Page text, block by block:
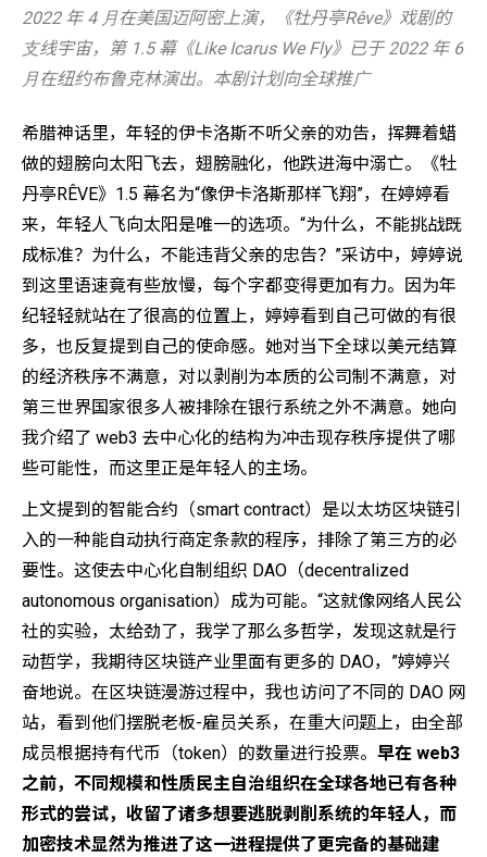
2022 年 4 ⽉在美国迈阿密上演，《牡丹亭Rêve》戏剧的
⽀线宇宙，第 1.5 幕《Like Icarus We Fly》已于 2022 年 6
⽉在纽约布鲁克林演出。本剧计划向全球推⼴
希腊神话里，年轻的伊卡洛斯不听父亲的劝告，挥舞着蜡
做的翅膀向太阳飞去，翅膀融化，他跌进海中溺亡。《牡
丹亭RÊVE》1.5 幕名为“像伊卡洛斯那样飞翔”，在婷婷看
来，年轻人飞向太阳是唯一的选项。“为什么，不能挑战既
成标准？为什么，不能违背父亲的忠告？”采访中，婷婷说
到这里语速竟有些放慢，每个字都变得更加有力。因为年
纪轻轻就站在了很高的位置上，婷婷看到自己可做的有很
多，也反复提到自己的使命感。她对当下全球以美元结算
的经济秩序不满意，对以剥削为本质的公司制不满意，对
第三世界国家很多人被排除在银行系统之外不满意。她向
我介绍了 web3 去中心化的结构为冲击现存秩序提供了哪
些可能性，而这里正是年轻人的主场。
上文提到的智能合约（smart contract）是以太坊区块链引
入的一种能自动执行商定条款的程序，排除了第三方的必
要性。这使去中心化自制组织 DAO（decentralized
autonomous organisation）成为可能。“这就像网络人民公
社的实验，太给劲了，我学了那么多哲学，发现这就是行
动哲学，我期待区块链产业里面有更多的 DAO，”婷婷兴
奋地说。在区块链漫游过程中，我也访问了不同的 DAO 网
站，看到他们摆脱老板-雇员关系，在重大问题上，由全部
成员根据持有代币（token）的数量进行投票。 早在 web3
之前，不同规模和性质民主自治组织在全球各地已有各种
形式的尝试，收留了诸多想要逃脱剥削系统的年轻人，而
加密技术显然为推进了这一进程提供了更完备的基础建